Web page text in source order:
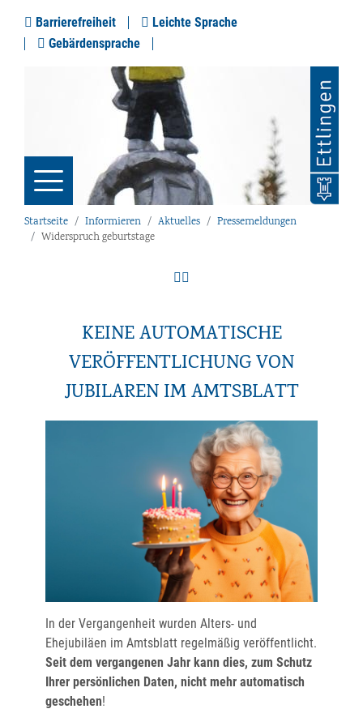
Barrierefreiheit
Leichte Sprache
Gebärdensprache
Startseite Informieren Aktuelles
Pressemeldungen
Widerspruch geburtstage
KEINE AUTOMATISCHE
VERÖFFENTLICHUNG VON
JUBILAREN IM AMTSBLATT
In der Vergangenheit wurden Alters- und
Ehejubiläen im Amtsblatt regelmäßig veröffentlicht.
Seit dem vergangenen Jahr kann dies, zum Schutz
Ihrer persönlichen Daten, nicht mehr automatisch
geschehen!